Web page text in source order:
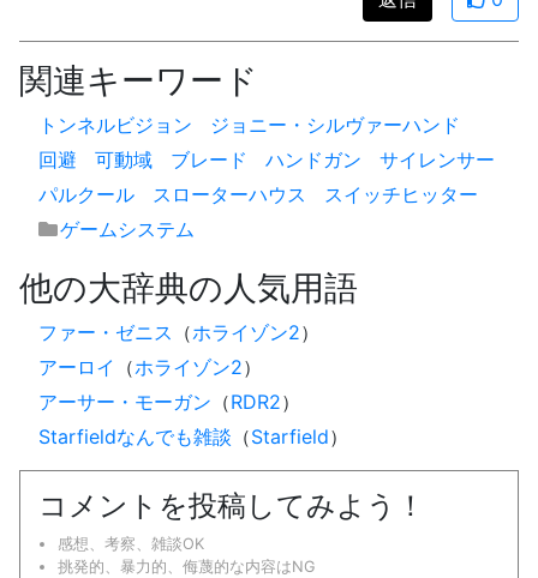
関連キーワード
トンネルビジョン
ジョニー・シルヴァーハンド
回避
可動域 ブレード ハンドガン
サイレンサー
パルクール
スローターハウス
スイッチヒッター
ゲームシステム
他の大辞典の人気用語
ファー・ゼニス （ホライゾン2）
アーロイ
（ホライゾン2）
アーサー・モーガン （RDR2）
Starfieldなんでも雑談 （Starfield）
コメントを投稿してみよう！
感想、考察、雑談OK
挑発的、暴力的、侮蔑的な内容はNG